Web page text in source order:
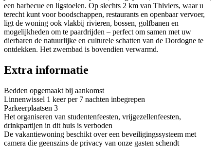
een barbecue en ligstoelen. Op slechts 2 km van Thiviers, waar u
terecht kunt voor boodschappen, restaurants en openbaar vervoer,
ligt de woning ook vlakbij rivieren, bossen, golfbanen en
mogelijkheden om te paardrijden – perfect om samen met uw
dierbaren de natuurlijke en culturele schatten van de Dordogne te
ontdekken. Het zwembad is bovendien verwarmd.
Extra informatie
Bedden opgemaakt bij aankomst
Linnenwissel 1 keer per 7 nachten inbegrepen
Parkeerplaatsen 3
Het organiseren van studentenfeesten, vrijgezellenfeesten,
drinkpartijen in dit huis is verboden
De vakantiewoning beschikt over een beveiligingssysteem met
camera die geenszins de privacy van onze gasten schendt